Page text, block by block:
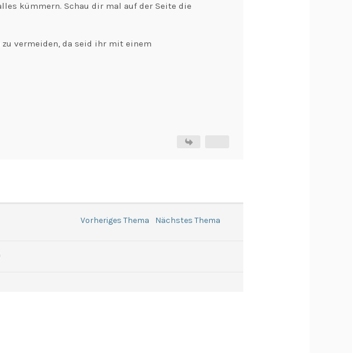
kümmern. Schau dir mal auf der Seite die
vermeiden, da seid ihr mit einem
Vorheriges Thema Nächstes Thema